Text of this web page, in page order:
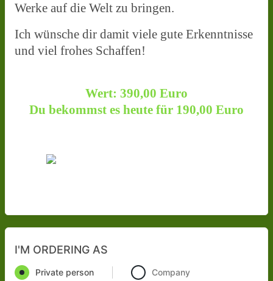
Werke auf die Welt zu bringen.
Ich wünsche dir damit viele gute Erkenntnisse
und viel frohes Schaffen!
Wert: 390,00 Euro
Du bekommst es heute für 190,00 Euro
I'M ORDERING AS
Private person Company